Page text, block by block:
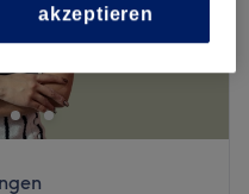
ein modernes
Nagelpflege
Maniküren über
bis hin zu
– hier bekommst du
stilvolle Salon
akzeptieren